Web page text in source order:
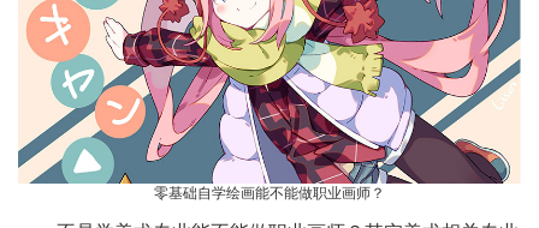
零基础自学绘画能不能做职业画师？